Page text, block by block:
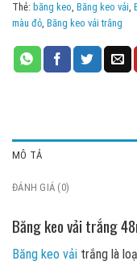
Thẻ: băng keo, Băng keo vải,
màu đỏ, Băng keo vải trắng
MÔ TẢ
ĐÁNH GIÁ (0)
Băng keo vải trắng
Băng keo vải trắng là